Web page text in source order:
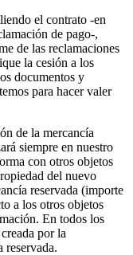
el contrato -en
de pago-,
de las reclamaciones
la cesión a los
documentos y
para hacer valer
de la mercancía
siempre en nuestro
con otros objetos
del nuevo
reservada (importe
a los otros objetos
En todos los
por la
reservada.